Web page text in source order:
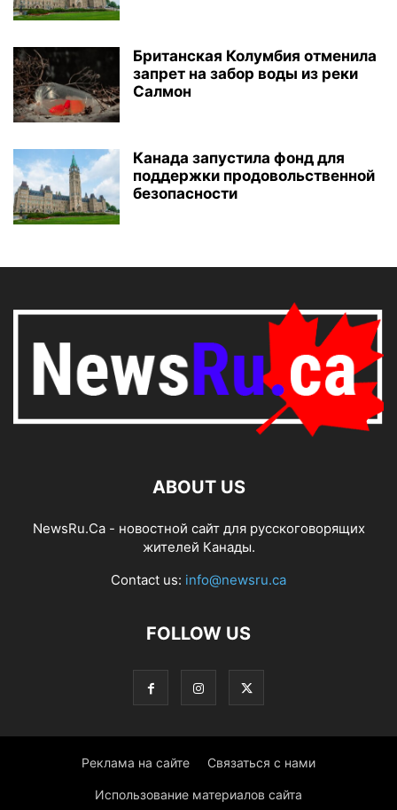
Британская Колумбия отменила
запрет на забор воды из реки
Салмон
Канада запустила фонд для
поддержки продовольственной
безопасности
ABOUT US
NewsRu.Ca - новостной сайт для русскоговорящих
жителей Канады.
Contact us: info@newsru.ca
FOLLOW US
Реклама на сайте Связаться с нами
Использование материалов сайта